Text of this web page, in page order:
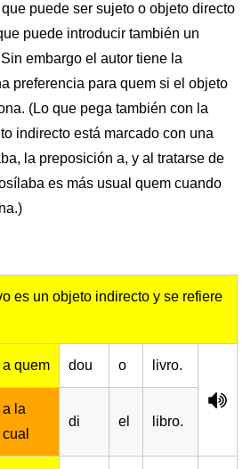
puede ser sujeto o objeto directo
puede introducir también un
embargo el autor tiene la
preferencia para quem si el objeto
(Lo que pega también con la
indirecto está marcado con una
la preposición a, y al tratarse de
es más usual quem cuando
es un objeto indirecto y se refiere
a quem dou o livro.
a la
cual
di el libro.